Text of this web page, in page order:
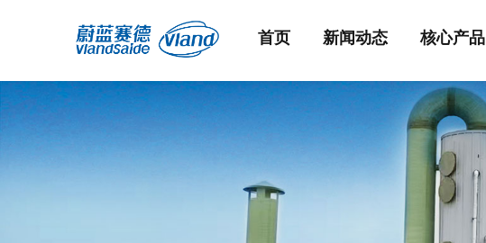
首页 新闻动态 核心产品